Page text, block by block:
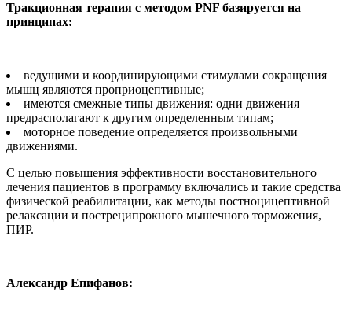
Тракционная терапия с методом PNF базируется на
принципах:
ведущими и координирующими стимулами сокращения
мышц являются проприоцептивные;
имеются смежные типы движения: одни движения
предрасполагают к другим определенным типам;
моторное поведение определяется произвольными
движениями.
С целью повышения эффективности восстановительного
лечения пациентов в программу включались и такие средства
физической реабилитации, как методы постноцицептивной
релаксации и постреципрокного мышечного торможения,
ПИР.
Александр Епифанов: